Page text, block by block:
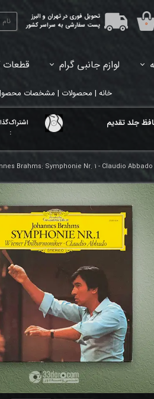
تحویل فوری در تهران و البرز
پست سفارشی به سراسر کشور
۰
لوازم جانبی گرام قطعات
خانه | محصولات | مشخصات
جلد تقدیم
:
Brahms: Symphonie Nr. 1 - Claudio